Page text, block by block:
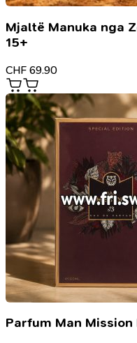
Mjaltë Manuka nga
15+
CHF 69.90
Parfum Man Mission